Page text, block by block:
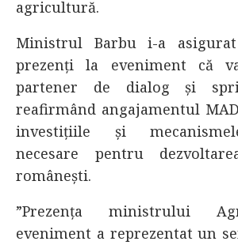
agricultură.
Ministrul Barbu i-a
prezenți la eveniment că
partener de dialog și
reafirmând angajamentul
investițiile și
necesare pentru
românești.
”Prezența ministrului
eveniment a reprezentat un